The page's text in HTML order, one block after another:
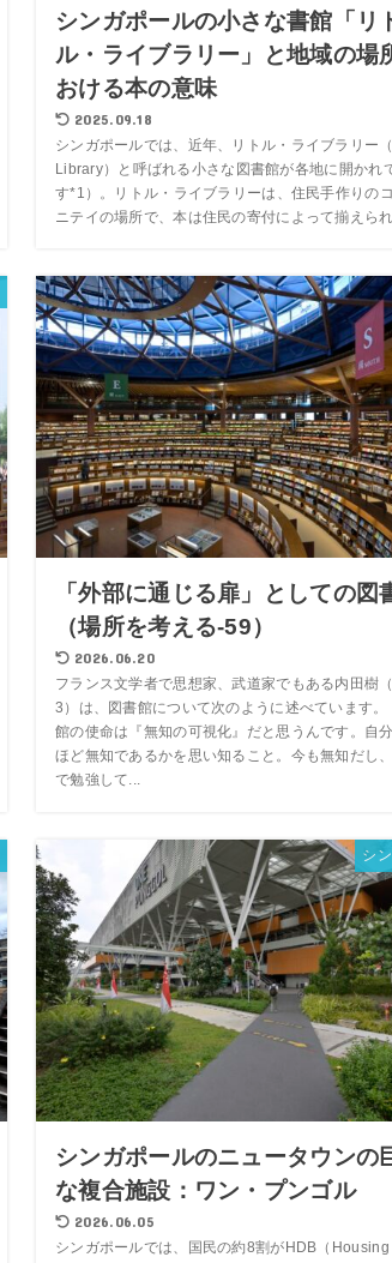
シンガポールの小さな書館「リ
ル・ライブラリー」と地域の場
おける本の意味
2025.09.18
シンガポールでは、近年、リトル・ライブラリー
Library）と呼ばれる小さな図書館が各地に開かれ
す*1）。リトル・ライブラリーは、住民手作りのコ
ニテイの場所で、本は住民の寄付によって揃えられ
「外部に通じる扉」としての図
（場所を考える-59）
2026.06.20
フランス文学者で思想家、武道家でもある内田樹
3）は、図書館について次のように述べています。
館の使命は『無知の可視化』だと思うんです。自
ほど無知であるかを思い知ること。今も無知だし
で勉強して...
シ
シンガポールのニュータウンの
な複合施設：ワン・プンゴル
2026.06.05
シンガポールでは、国民の約8割がHDB（Housing